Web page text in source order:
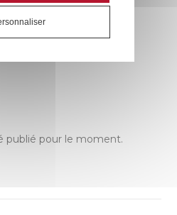
publié pour le moment.